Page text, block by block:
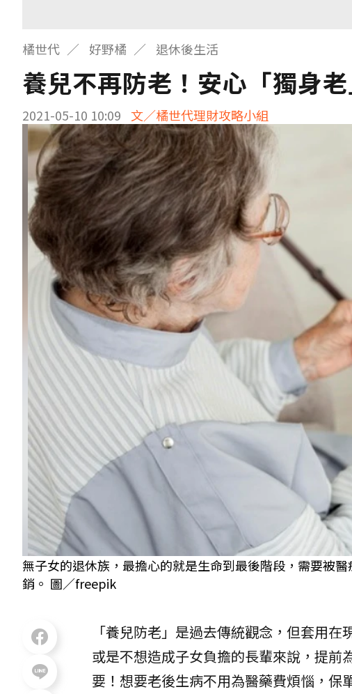
橘世代 好野橘 退休後生活
養兒不再防老！安心「獨身
2021-05-10 10:09 文／橘世代理財攻略小組
無子女的退休族，最擔心的就是生命到最後階段，需要被
銷。 圖／freepik
「養兒防老」是過去傳統觀念，但套用
或是不想造成子女負擔的長輩來說，提前
要！想要老後生病不用為醫藥費煩惱，保